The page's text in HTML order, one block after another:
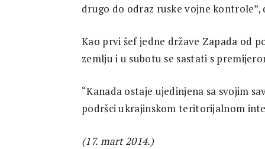
drugo do odraz ruske vojne kontrole”,
Kao prvi šef jedne države Zapada od
zemlju i u subotu se sastati s
“Kanada ostaje ujedinjena sa svojim
podršci ukrajinskom teritorijalnom
(17. mart 2014.)